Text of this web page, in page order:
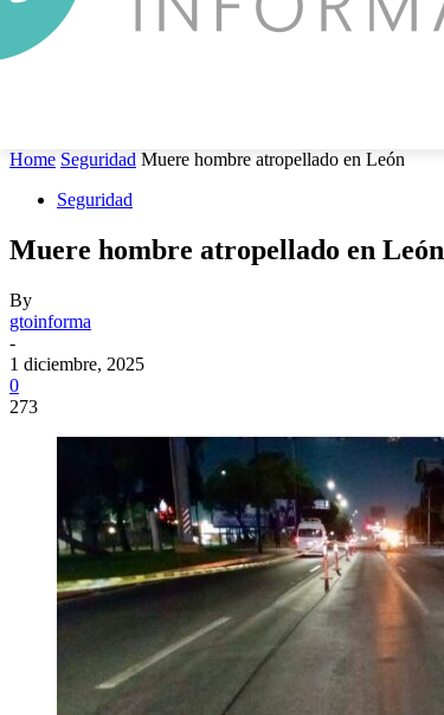
Home Seguridad Muere hombre atropellado en León
Seguridad
Muere hombre atropellado en León
By
gtoinforma
-
1 diciembre, 2025
0
273